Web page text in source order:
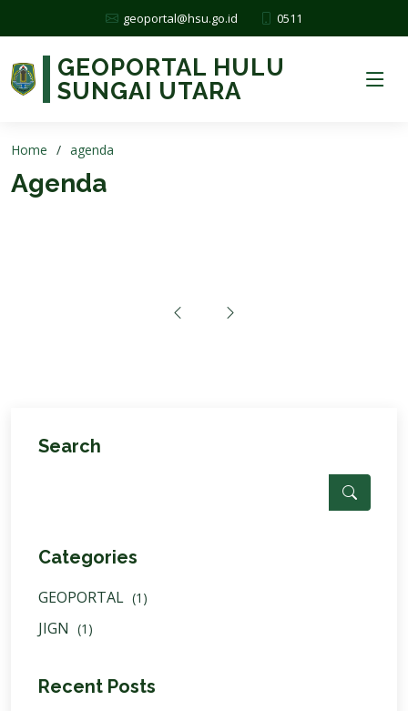
geoportal@hsu.go.id 0511
GEOPORTAL HULU
SUNGAI UTARA
Home agenda
Agenda
Search
Categories
GEOPORTAL (1)
JIGN (1)
Recent Posts